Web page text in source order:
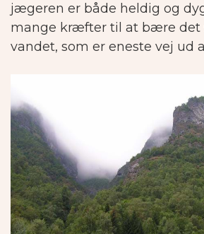
jægeren er både heldig og
mange kræfter til at bære det
vandet, som er eneste vej ud